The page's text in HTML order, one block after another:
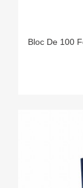
Bloc De 100